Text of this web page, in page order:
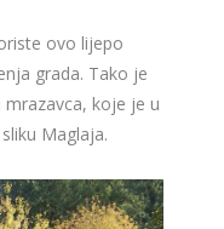
ovo lijepo
grada. Tako je
koje je u
Maglaja.